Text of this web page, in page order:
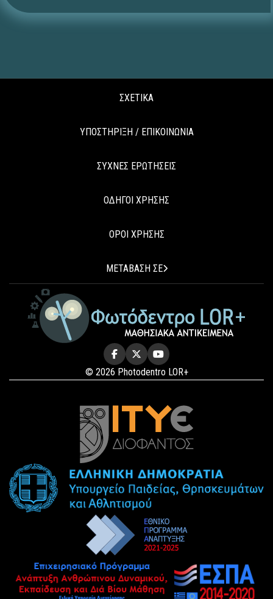
ΣΧΕΤΙΚΑ
ΥΠΟΣΤΗΡΙΞΗ / ΕΠΙΚΟΙΝΩΝΙΑ
ΣΥΧΝΕΣ ΕΡΩΤΗΣΕΙΣ
ΟΔΗΓΟΙ ΧΡΗΣΗΣ
ΟΡΟΙ ΧΡΗΣΗΣ
ΜΕΤΑΒΑΣΗ ΣΕ
© 2026 Photodentro LOR+